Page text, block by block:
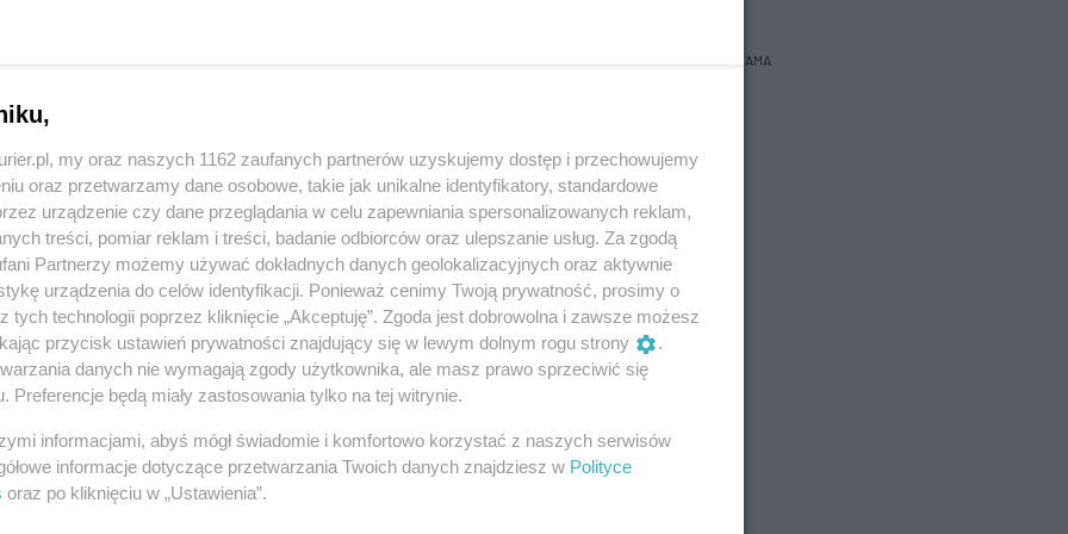
na terenie nieistniejącej już dzisiaj
się od kilkunastu lat. W 2003 roku
Agencji Mienia Wojskowego pewien ksiądz.
a o dawny poligon o powierzchni 109 ha!
REKLAMA
zapłacił zaledwie 1,4 mln zł. W mieście głośno
wypoczynkowymi, co według
z działką złożom borowiny.
potraktował jak lokatę. Po latach zmieniły się
wybudować w miejscu dawnych Mirocic wielkie
towarzyszącą, a także budynki
REKLAMA
my oraz naszych 1162 zaufanych partnerów uzyskujemy dostęp i przechowujemy
oraz przetwarzamy dane osobowe, takie jak unikalne identyfikatory, standardowe
urządzenie czy dane przeglądania w celu zapewniania spersonalizowanych reklam,
treści, pomiar reklam i treści, badanie odbiorców oraz ulepszanie usług. Za zgodą
Partnerzy możemy używać dokładnych danych geolokalizacyjnych oraz aktywnie
urządzenia do celów identyfikacji. Ponieważ cenimy Twoją prywatność, prosimy o
tych technologii poprzez kliknięcie „Akceptuję”. Zgoda jest dobrowolna i zawsze możesz
przycisk ustawień prywatności znajdujący się w lewym dolnym rogu strony
.
danych nie wymagają zgody użytkownika, ale masz prawo sprzeciwić się
Preferencje będą miały zastosowania tylko na tej witrynie.
informacjami, abyś mógł świadomie i komfortowo korzystać z naszych serwisów
informacje dotyczące przetwarzania Twoich danych znajdziesz w Polityce
oraz po kliknięciu w „Ustawienia”.